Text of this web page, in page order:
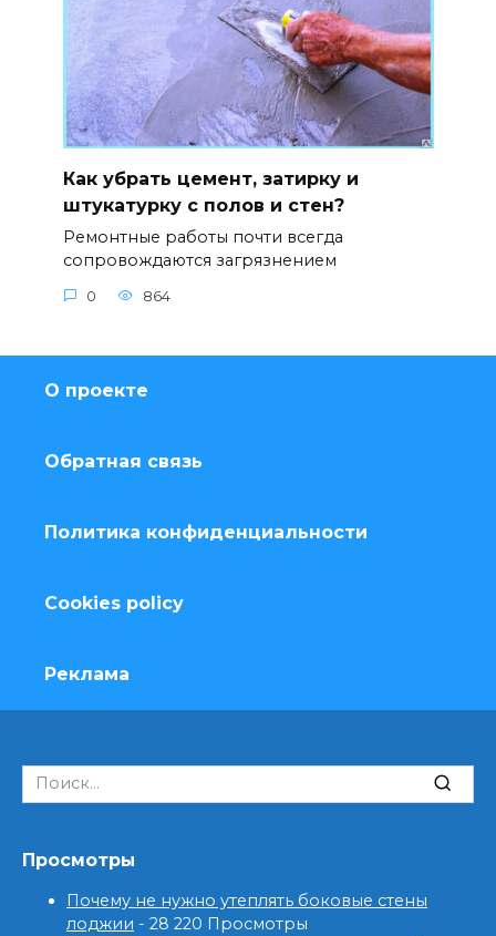
Как убрать цемент, затирку и
штукатурку с полов и стен?
Ремонтные работы почти всегда
сопровождаются загрязнением
0 864
О проекте
Обратная связь
Политика конфиденциальности
Cookies policy
Реклама
Search
for:
Просмотры
Почему не нужно утеплять боковые стены
лоджии - 28 220 Просмотры